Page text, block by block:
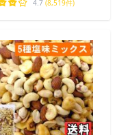
4.7 (8,519件)